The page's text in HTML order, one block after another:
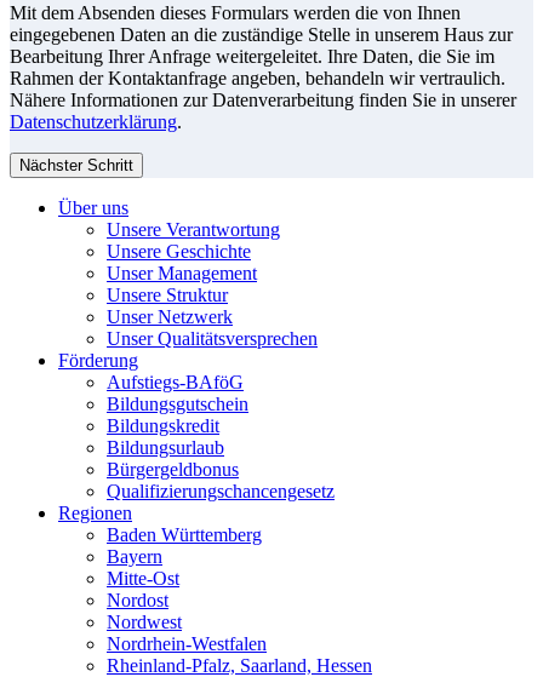
Mit dem Absenden dieses Formulars werden die von Ihnen
eingegebenen Daten an die zuständige Stelle in unserem Haus zur
Bearbeitung Ihrer Anfrage weitergeleitet. Ihre Daten, die Sie im
Rahmen der Kontaktanfrage angeben, behandeln wir vertraulich.
Nähere Informationen zur Datenverarbeitung finden Sie in unserer
Datenschutzerklärung.
Nächster Schritt
Über uns
Unsere Verantwortung
Unsere Geschichte
Unser Management
Unsere Struktur
Unser Netzwerk
Unser Qualitätsversprechen
Förderung
Aufstiegs-BAföG
Bildungsgutschein
Bildungskredit
Bildungsurlaub
Bürgergeldbonus
Qualifizierungschancengesetz
Regionen
Baden Württemberg
Bayern
Mitte-Ost
Nordost
Nordwest
Nordrhein-Westfalen
Rheinland-Pfalz, Saarland, Hessen